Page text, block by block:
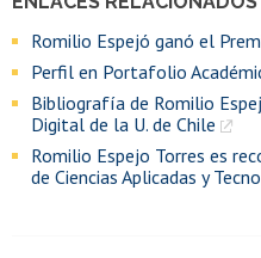
Romilio Espejó ganó el
Perfil en Portafolio
Bibliografía de Romilio
Digital de la U. de Chile
Romilio Espejo Torres es
de Ciencias Aplicadas y